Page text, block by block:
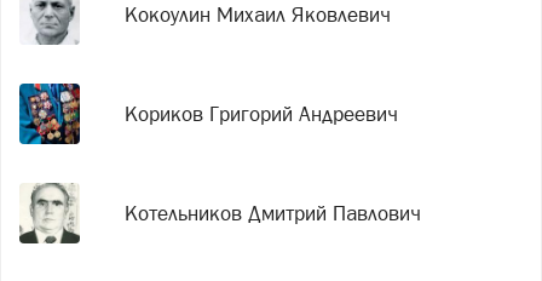
Кокоулин Михаил Яковлевич
Кориков Григорий Андреевич
Котельников Дмитрий Павлович